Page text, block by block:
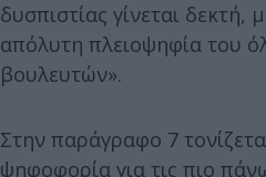
δυσπιστίας γίνεται δεκτή,
απόλυτη πλειοψηφία του
βουλευτών».
Στην παράγραφο 7
ψηφοφορία για τις πιο